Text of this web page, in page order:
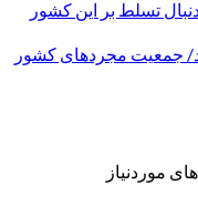
تسلط بر این کشور
جمعیت مجردهای کشور
موردنیاز